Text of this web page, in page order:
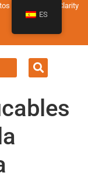
periódicos HDClarity
ES